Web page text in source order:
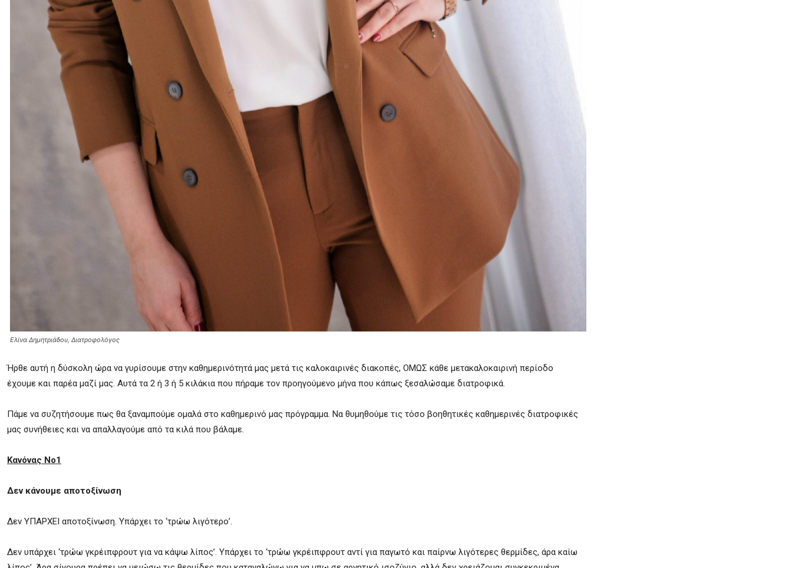
Ελίνα Δημητριάδου, Διατροφολόγος
Ήρθε αυτή η δύσκολη ώρα να γυρίσουμε στην καθημερινότητά μας μετά τις καλοκαιρινές διακοπές, ΟΜΩΣ κάθε μετακαλοκαιρινή περίοδο
έχουμε και παρέα μαζί μας. Αυτά τα 2 ή 3 ή 5 κιλάκια που πήραμε τον προηγούμενο μήνα που κάπως ξεσαλώσαμε διατροφικά.
Πάμε να συζητήσουμε πως θα ξαναμπούμε ομαλά στο καθημερινό μας πρόγραμμα. Να θυμηθούμε τις τόσο βοηθητικές καθημερινές διατροφικές
μας συνήθειες και να απαλλαγούμε από τα κιλά που βάλαμε.
Κανόνας Νο1
Δεν κάνουμε αποτοξίνωση
Δεν ΥΠΑΡΧΕΙ αποτοξίνωση. Υπάρχει το ‘τρώω λιγότερο’.
Δεν υπάρχει ‘τρώω γκρέιπφρουτ για να κάψω λίπος’. Υπάρχει το ‘τρώω γκρέιπφρουτ αντί για παγωτό και παίρνω λιγότερες θερμίδες, άρα καίω